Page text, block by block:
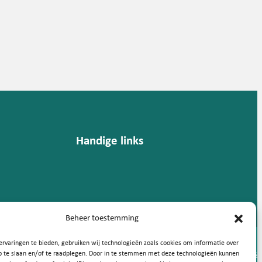
Beheer toestemming
te bieden, gebruiken wij technologieën zoals cookies om informatie over
te slaan en/of te raadplegen. Door in te stemmen met deze technologieën kunnen
Handige links
Privacy statementCookies